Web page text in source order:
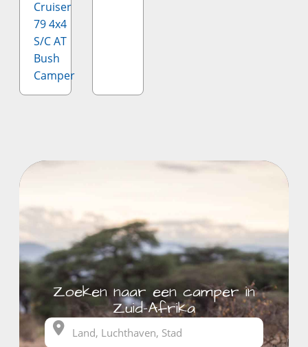
Zoeken naar een camper in
Zuid-Afrika